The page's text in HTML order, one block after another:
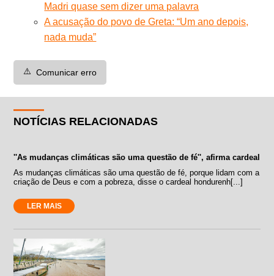
Madri quase sem dizer uma palavra
A acusação do povo de Greta: “Um ano depois,
nada muda”
⚠️ Comunicar erro
NOTÍCIAS RELACIONADAS
''As mudanças climáticas são uma questão de fé'', afirma cardeal
As mudanças climáticas são uma questão de fé, porque lidam com a
criação de Deus e com a pobreza, disse o cardeal hondurenh[...]
LER MAIS